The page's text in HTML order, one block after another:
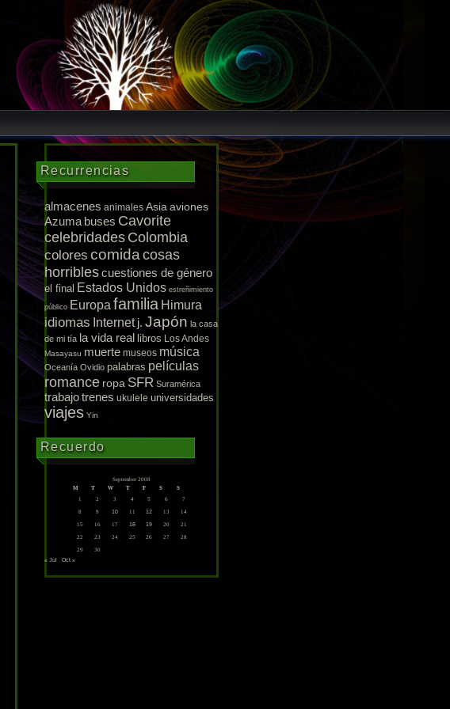
Recurrencias
almacenes animales Asiaaviones
Azuma buses Cavorite
celebridades Colombia
colores comidacosas
horriblescuestiones de género
el final Estados Unidos estreñimiento
público Europa familia Himura
idiomas Internet j. Japón la casa
de mi tía la vida real libros Los Andes
Masayasu muerte museos música
Oceanía Ovidio palabras películas
romance ropa SFR Suramérica
trabajotrenes ukulele universidades
viajes Yin
Recuerdo
September 2008
M
T W T F S
S
1
2 3 4 5 6
7
8
9 10 11 12 13
14
15
16 17 18 19 20
21
22
23 24 25 26 27
28
29
30
« Jul Oct »